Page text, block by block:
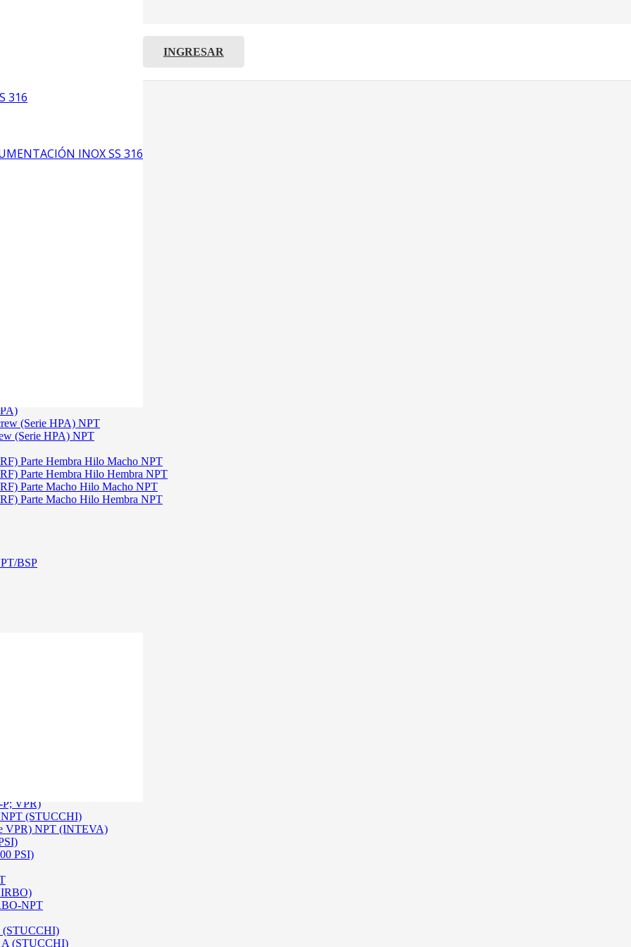
316
INOX SS 316
INGRESAR
(Serie HPA) NPT
(Serie HPA) NPT
Parte Hembra Hilo Macho NPT
Parte Hembra Hilo Hembra NPT
Parte Macho Hilo Macho NPT
Parte Macho Hilo Hembra NPT
BSP
P; VPR)
NPT (STUCCHI)
VPR) NPT (INTEVA)
PSI)
IRBO)
NPT
(STUCCHI)
A (STUCCHI)